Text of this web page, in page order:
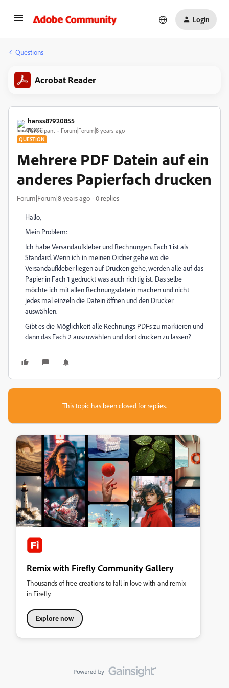
Login
Questions
Acrobat Reader
hanss87920855
Participant Forum|Forum|8 years ago
QUESTION
Mehrere PDF Datein auf ein
anderes Papierfach drucken
Forum|Forum|8 years ago 0 replies
Hallo,
Mein Problem:
Ich habe Versandaufkleber und Rechnungen. Fach 1 ist als
Standard. Wenn ich in meinen Ordner gehe wo die
Versandaufkleber liegen auf Drucken gehe, werden alle auf das
Papier in Fach 1 gedruckt was auch richtig ist. Das selbe
möchte ich mit allen Rechnungsdatein machen und nicht
jedes mal einzeln die Datein öffnen und den Drucker
auswählen.
Gibt es die Möglichkeit alle Rechnungs PDFs zu markieren und
dann das Fach 2 auszuwählen und dort drucken zu lassen?
This topic has been closed for replies.
Remix with Firefly Community Gallery
Thousands of free creations to fall in love with and remix
in Firefly.
Explore now